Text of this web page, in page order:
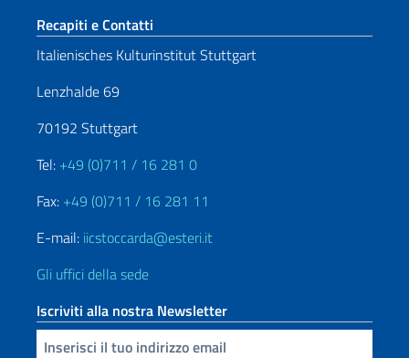
Sezione footer
Recapiti e Contatti
Italienisches Kulturinstitut Stuttgart
Lenzhalde 69
70192 Stuttgart
Tel: +49 (0)711 / 16 281 0
Fax: +49 (0)711 / 16 281 11
E-mail: iicstoccarda@esteri.it
Gli uffici della sede
Iscriviti alla nostra Newsletter
Inserisci la tua email